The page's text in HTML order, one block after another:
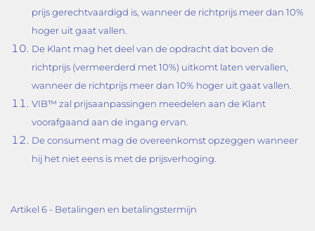
prijs gerechtvaardigd is, wanneer de richtprijs meer dan 10%
hoger uit gaat vallen.
De Klant mag het deel van de opdracht dat boven de
richtprijs (vermeerderd met 10%) uitkomt laten vervallen,
wanneer de richtprijs meer dan 10% hoger uit gaat vallen.
VIB™ zal prijsaanpassingen meedelen aan de Klant
voorafgaand aan de ingang ervan.
De consument mag de overeenkomst opzeggen wanneer
hij het niet eens is met de prijsverhoging.
Artikel 6 - Betalingen en betalingstermijn